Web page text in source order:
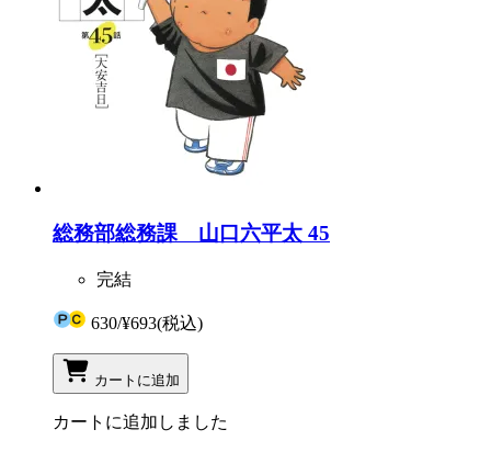
総務部総務課 山口六平太 45
完結
630/¥693(税込)
カートに追加
カートに追加しました